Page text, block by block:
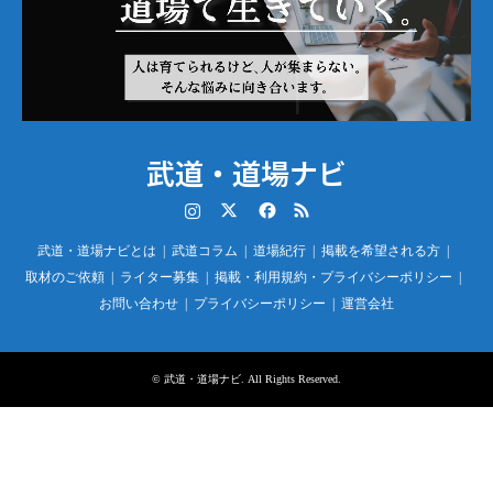
武道・道場ナビ
RSS
武道・道場ナビとは 武道コラム 道場紀行
掲載を希望される方
取材のご依頼
ライター募集
掲載・利用規約・プライバシーポリシー
お問い合わせ
プライバシーポリシー 運営会社
© 武道・道場ナビ. All Rights Reserved.